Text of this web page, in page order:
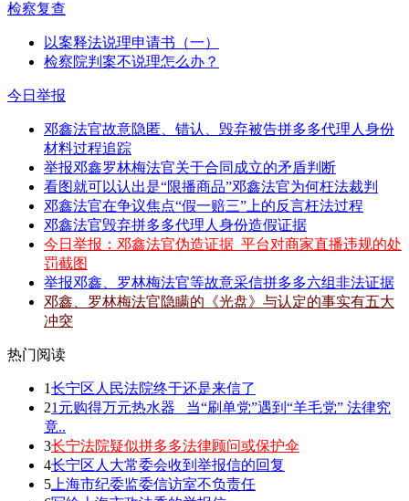
检察复查
以案释法说理申请书（一）
检察院判案不说理怎么办？
今日举报
邓鑫法官故意隐匿、错认、毁弃被告拼多多代理人身份
材料过程追踪
举报邓鑫罗林梅法官关于合同成立的矛盾判断
看图就可以认出是“限播商品”邓鑫法官为何枉法裁判
邓鑫法官在争议焦点“假一赔三”上的反言枉法过程
邓鑫法官毁弃拼多多代理人身份造假证据
今日举报：邓鑫法官伪造证据_平台对商家直播违规的处
罚截图
举报邓鑫、罗林梅法官等故意采信拼多多六组非法证据
邓鑫、罗林梅法官隐瞒的《光盘》与认定的事实有五大
冲突
热门阅读
1长宁区人民法院终于还是来信了
21元购得万元热水器 _当“刷单党”遇到“羊毛党” 法律究
竟..
3长宁法院疑似拼多多法律顾问或保护伞
4长宁区人大常委会收到举报信的回复
5 上海市纪委监委信访室不负责任